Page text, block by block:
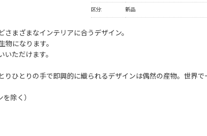
区分: 新品
まざまなインテリアに合うデザイン。
になります。
ただけます。
ひとりの手で即興的に織られるデザインは偶然の産物。世界で
除く）